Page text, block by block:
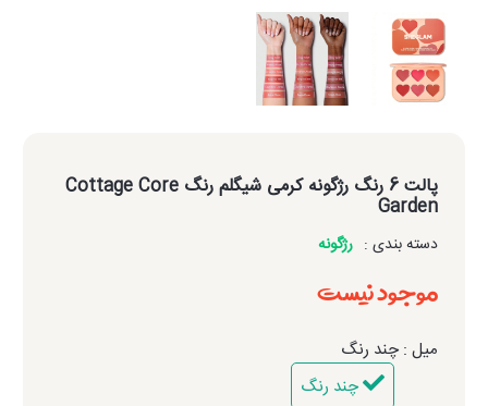
پالت 6 رنگ رژگونه کرمی شیگلم رنگ Cottage Core
Garden
دسته بندی : رژگونه
موجود نیست
میل : چند رنگ
چند رنگ